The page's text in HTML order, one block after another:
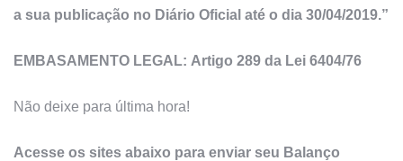
a sua publicação no Diário Oficial até o dia 30/04/2019.”
EMBASAMENTO LEGAL: Artigo 289 da Lei 6404/76
Não deixe para última hora!
Acesse os sites abaixo para enviar seu Balanço